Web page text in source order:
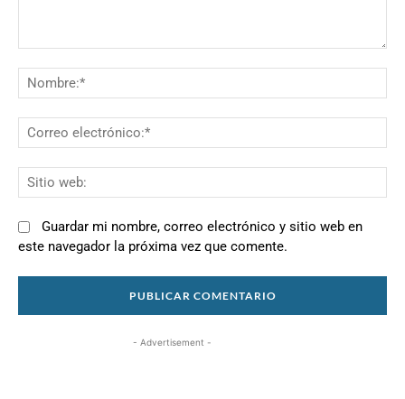
Guardar mi nombre, correo electrónico y sitio web en
este navegador la próxima vez que comente.
- Advertisement -